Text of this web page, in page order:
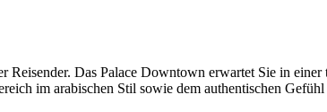
Das Palace Downtown erwartet Sie in
im arabischen Stil sowie dem authentischen